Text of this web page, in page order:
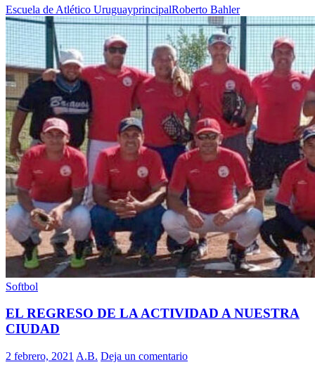
Escuela de Atlético UruguayprincipalRoberto Bahler
Softbol
EL REGRESO DE LA ACTIVIDAD A NUESTRA
CIUDAD
2 febrero, 2021 A.B. Deja un comentario